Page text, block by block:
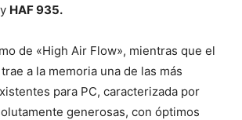
y HAF 935.
de «High Air Flow», mientras que el
trae a la memoria una de las más
para PC, caracterizada por
generosas, con óptimos